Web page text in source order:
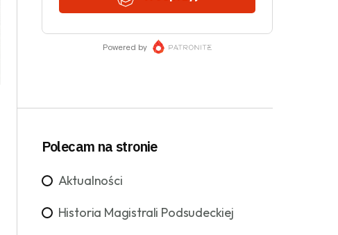
Polecam na stronie
Aktualności
Historia Magistrali Podsudeckiej